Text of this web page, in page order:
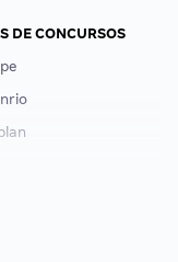
DE CONCURSOS